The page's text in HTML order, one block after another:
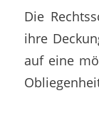
Die
ihre
auf eine